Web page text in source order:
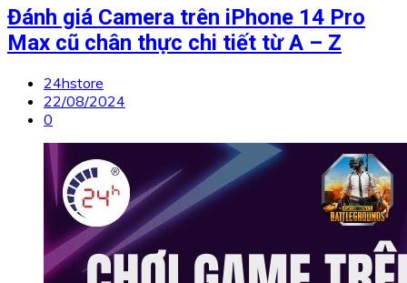
Đánh giá Camera trên iPhone 14 Pro
Max cũ chân thực chi tiết từ A – Z
24hstore
22/08/2024
0